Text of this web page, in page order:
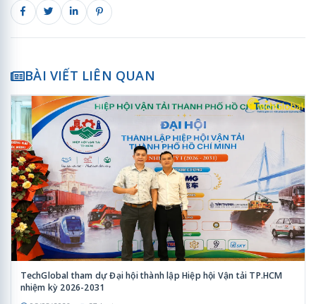
BÀI VIẾT LIÊN QUAN
TechGlobal tham dự Đại hội thành lập Hiệp hội Vận tải TP.HCM
nhiệm kỳ 2026-2031